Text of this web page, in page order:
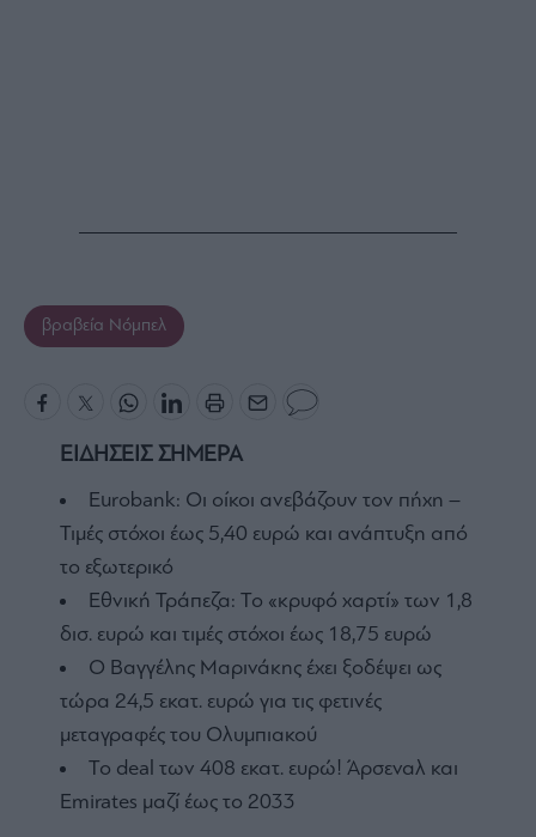
βραβεία Νόμπελ
ΕΙΔΗΣΕΙΣ ΣΗΜΕΡΑ
Eurobank: Οι οίκοι ανεβάζουν τον πήχη –
Τιμές στόχοι έως 5,40 ευρώ και ανάπτυξη από
το εξωτερικό
Εθνική Τράπεζα: Το «κρυφό χαρτί» των 1,8
δισ. ευρώ και τιμές στόχοι έως 18,75 ευρώ
Ο Βαγγέλης Μαρινάκης έχει ξοδέψει ως
τώρα 24,5 εκατ. ευρώ για τις φετινές
μεταγραφές του Ολυμπιακού
To deal των 408 εκατ. ευρώ! Άρσεναλ και
Emirates μαζί έως το 2033